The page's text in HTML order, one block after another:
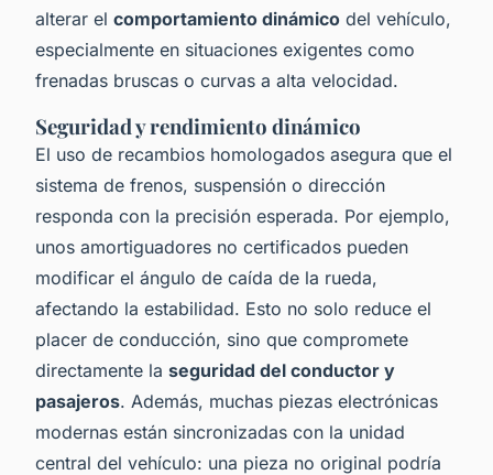
alterar el comportamiento dinámico del vehículo,
especialmente en situaciones exigentes como
frenadas bruscas o curvas a alta velocidad.
Seguridad y rendimiento dinámico
El uso de recambios homologados asegura que el
sistema de frenos, suspensión o dirección
responda con la precisión esperada. Por ejemplo,
unos amortiguadores no certificados pueden
modificar el ángulo de caída de la rueda,
afectando la estabilidad. Esto no solo reduce el
placer de conducción, sino que compromete
directamente la seguridad del conductor y
pasajeros. Además, muchas piezas electrónicas
modernas están sincronizadas con la unidad
central del vehículo: una pieza no original podría